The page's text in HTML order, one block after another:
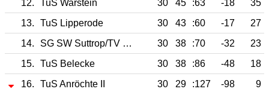
12.
TuS Warstein 30 45 :63 -18
35
13.
TuS Lipperode 30 43 :60 -17
27
14.
SG SW Suttrop/TV Kallenhardt 30 38 :70 -32
23
15.
TuS Belecke 30 38 :86 -48
18
16.
TuS Anröchte II 30 29 :127 -98 9